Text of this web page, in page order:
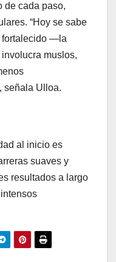
de cada paso,
“Hoy se sabe
fortalecido —la
muslos,
señala Ulloa.
al inicio es
suaves y
resultados a largo